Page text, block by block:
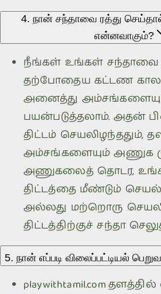
4. நான் சந்தாவை ரத்து
என்னவாகும்?
நீங்கள் உங்கள் சந்தாவை
தற்போதைய கட்டண காலம்
அனைத்து
பயன்படுத்தலாம். அதன்
திட்டம் செயலிழந்ததும்,
அம்சங்களையும் அணுக
அணுகலைத் தொடர,
திட்டத்தை மீண்டும்
அல்லது மற்றொரு
திட்டத்திற்குச் சந்தா
5. நான் எப்படி விலைப்பட்டியல்
playwithtamil.comதளத்தில்